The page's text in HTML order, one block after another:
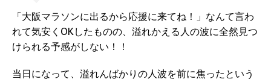
「大阪マラソンに出るから応援に来てね！」なんて言わ
れて気安くOKしたものの、溢れかえる人の波に全然見つ
けられる予感がしない！！
当日になって、溢れんばかりの人波を前に焦ったという